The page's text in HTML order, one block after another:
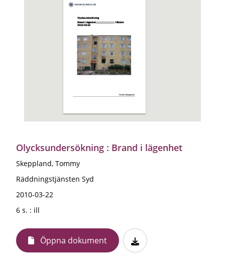
Olycksundersökning : Brand i lägenhet
Skeppland, Tommy
Räddningstjänsten Syd
2010-03-22
6 s. : ill
Öppna dokument